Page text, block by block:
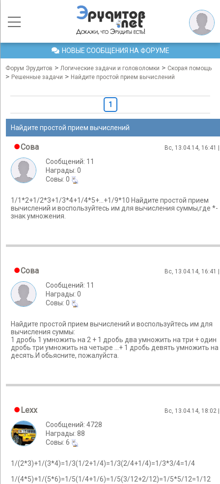
НОВЫЕ СООБЩЕНИЯ НА ФОРУМЕ
Форум Эрудитов > Логические задачи и головоломки > Скорая помощь
> Решенные задачи > Найдите простой прием вычислений
1
Найдите простой прием вычислений
Cова Вс, 13.04.14, 16:41
Сообщений: 11
Награды: 0
Cовы: 0
1/1*2+1/2*3+1/3*4+1/4*5+...+1/9*10 Найдите простой прием
вычислений и воспользуйтесь им для вычисления суммы,где *-
знак умножения.
Cова Вс, 13.04.14, 16:41
Сообщений: 11
Награды: 0
Cовы: 0
Найдите простой прием вычислений и воспользуйтесь им для
вычисления суммы:
1 дробь 1 умножить на 2 + 1 дробь два умножить на три + один
дробь три умножить на четыре ...+ 1 дробь девять умножить на
десять.И обьясните, пожалуйста.
Lexx Вс, 13.04.14, 18:02
Сообщений: 4728
Награды: 88
Cовы: 6
1/(2*3)+1/(3*4)=1/3(1/2+1/4)=1/3(2/4+1/4)=1/3*3/4=1/4
1/(4*5)+1/(5*6)=1/5(1/4+1/6)=1/5(3/12+2/12)=1/5*5/12=1/12